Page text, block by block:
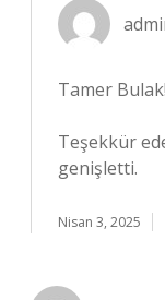
Tamer Bulak!
Teşekkür
genişletti.
Nisan 3, 2025